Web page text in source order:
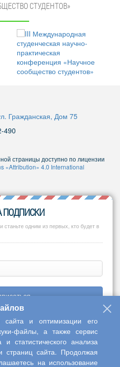
СТУДЕНТОВ»
Гражданская, Дом 75
490
страницы доступно по лицензии
«Attribution» 4.0 International
ПОДПИСКИ
одним из первых, кто будет в
сотрудничества «Интерактив
и оптимизации его
файлы, а также сервис
статистического анализа
сайта. Продолжая
на использование